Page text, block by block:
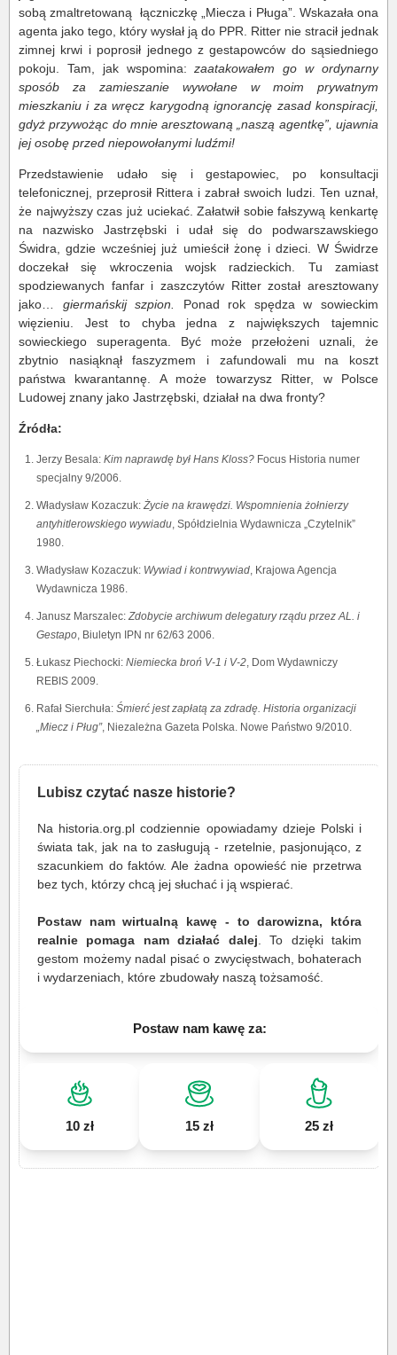
sobą zmaltretowaną łączniczkę „Miecza i Pługa”. Wskazała ona
agenta jako tego, który wysłał ją do PPR. Ritter nie stracił jednak
zimnej krwi i poprosił jednego z gestapowców do sąsiedniego
pokoju. Tam, jak wspomina:zaatakowałem go w ordynarny
sposób za zamieszanie wywołane w moim prywatnym
mieszkaniu i za wręcz karygodną ignorancję zasad konspiracji,
gdyż przywożąc do mnie aresztowaną „naszą agentkę”, ujawnia
jej osobę przed niepowołanymi ludźmi!
Przedstawienie udało się i gestapowiec, po konsultacji
telefonicznej, przeprosił Rittera i zabrał swoich ludzi. Ten uznał,
że najwyższy czas już uciekać. Załatwił sobie fałszywą kenkartę
na nazwisko Jastrzębski i udał się do podwarszawskiego
Świdra, gdzie wcześniej już umieścił żonę i dzieci. W Świdrze
doczekał się wkroczenia wojsk radzieckich. Tu zamiast
spodziewanych fanfar i zaszczytów Ritter został aresztowany
jako… giermańskij szpion. Ponad rok spędza w sowieckim
więzieniu. Jest to chyba jedna z największych tajemnic
sowieckiego superagenta. Być może przełożeni uznali, że
zbytnio nasiąknął faszyzmem i zafundowali mu na koszt
państwa kwarantannę. A może towarzysz Ritter, w Polsce
Ludowej znany jako Jastrzębski, działał na dwa fronty?
Źródła:
Jerzy Besala: Kim naprawdę był Hans Kloss? Focus Historia numer
specjalny 9/2006.
Władysław Kozaczuk: Życie na krawędzi. Wspomnienia żołnierzy
antyhitlerowskiego wywiadu, Spółdzielnia Wydawnicza „Czytelnik”
1980.
Władysław Kozaczuk: Wywiad i kontrwywiad, Krajowa Agencja
Wydawnicza 1986.
Janusz Marszalec: Zdobycie archiwum delegatury rządu przez AL. i
Gestapo, Biuletyn IPN nr 62/63 2006.
Łukasz Piechocki: Niemiecka broń V-1 i V-2, Dom Wydawniczy
REBIS 2009.
Rafał Sierchuła: Śmierć jest zapłatą za zdradę. Historia organizacji
„Miecz i Pług”, Niezależna Gazeta Polska. Nowe Państwo 9/2010.
Lubisz czytać nasze historie?
Na historia.org.pl codziennie opowiadamy dzieje Polski i
świata tak, jak na to zasługują - rzetelnie, pasjonująco, z
szacunkiem do faktów. Ale żadna opowieść nie przetrwa
bez tych, którzy chcą jej słuchać i ją wspierać.
Postaw nam wirtualną kawę - to darowizna, która
realnie pomaga nam działać dalej . To dzięki takim
gestom możemy nadal pisać o zwycięstwach, bohaterach
i wydarzeniach, które zbudowały naszą tożsamość.
Postaw nam kawę za:
10 zł 15 zł 25 zł